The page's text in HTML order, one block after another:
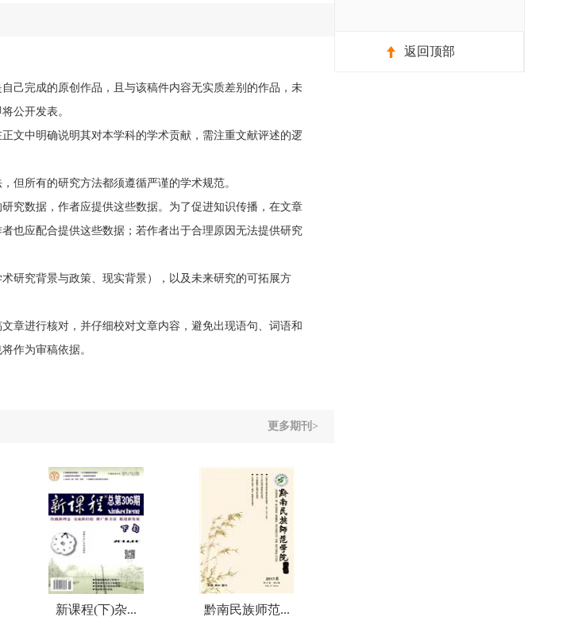
己完成的原创作品，且与该稿件内容无实质差别的作品，未
公开发表。
文中明确说明其对本学科的学术贡献，需注重文献评述的逻
但所有的研究方法都须遵循严谨的学术规范。
究数据，作者应提供这些数据。为了促进知识传播，在文章
也应配合提供这些数据；若作者出于合理原因无法提供研究
研究背景与政策、现实背景），以及未来研究的可拓展方
章进行核对，并仔细校对文章内容，避免出现语句、词语和
作为审稿依据。
更多期刊>
新课程(下)杂... 黔南民族师范...
返回顶部